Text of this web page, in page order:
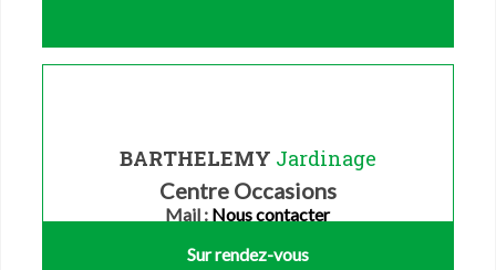
BARTHELEMY Jardinage
Centre Occasions
Mail : Nous contacter
Sur rendez-vous